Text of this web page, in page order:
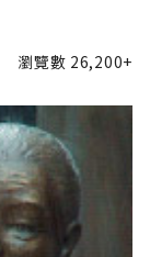
瀏覽數 26,200+